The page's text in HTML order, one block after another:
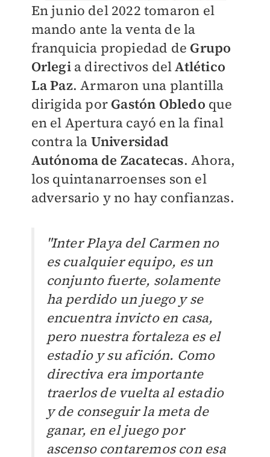
En junio del 2022 tomaron el
mando ante la venta de la
franquicia propiedad de Grupo
Orlegia directivos delAtlético
La Paz. Armaron una plantilla
dirigida por Gastón Obledo que
en el Apertura cayó en la final
contra la Universidad
Autónoma de Zacatecas. Ahora,
los quintanarroenses son el
adversario y no hay confianzas.
"Inter Playa del Carmen no
es cualquier equipo, es un
conjunto fuerte, solamente
ha perdido un juego y se
encuentra invicto en casa,
pero nuestra fortaleza es el
estadio y su afición. Como
directiva era importante
traerlos de vuelta al estadio
y de conseguir la meta de
ganar, en el juego por
ascenso contaremos con esa